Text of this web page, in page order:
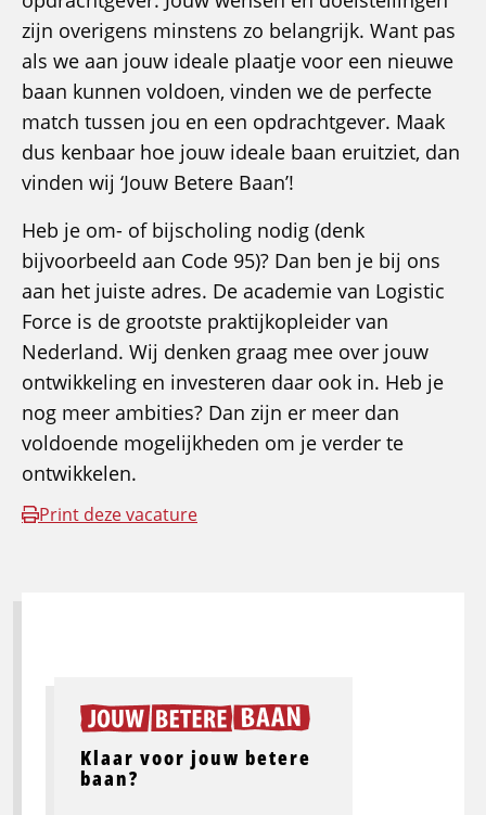
zijn overigens minstens zo belangrijk. Want pas
als we aan jouw ideale plaatje voor een nieuwe
baan kunnen voldoen, vinden we de perfecte
match tussen jou en een opdrachtgever. Maak
dus kenbaar hoe jouw ideale baan eruitziet, dan
vinden wij ‘Jouw Betere Baan’!
Heb je om- of bijscholing nodig (denk
bijvoorbeeld aan Code 95)? Dan ben je bij ons
aan het juiste adres. De academie van Logistic
Force is de grootste praktijkopleider van
Nederland. Wij denken graag mee over jouw
ontwikkeling en investeren daar ook in. Heb je
nog meer ambities? Dan zijn er meer dan
voldoende mogelijkheden om je verder te
ontwikkelen.
Print deze vacature
Klaar voor jouw betere
baan?